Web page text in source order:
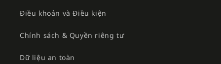
Điều khoản và Điều kiện
Chính sách & Quyền riêng tư
Dữ liệu an toàn